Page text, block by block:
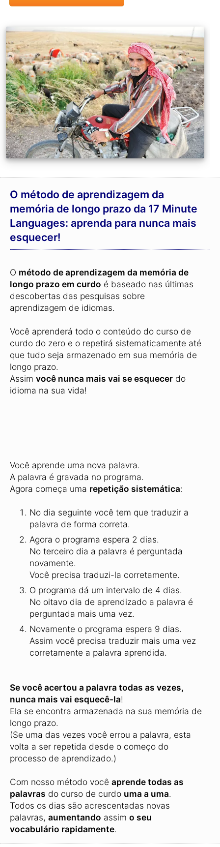
O método de aprendizagem da
memória de longo prazo da 17 Minute
Languages: aprenda para nunca mais
esquecer!
O método de aprendizagem da memória de
longo prazo em curdo é baseado nas últimas
descobertas das pesquisas sobre
aprendizagem de idiomas.
Você aprenderá todo o conteúdo do curso de
curdo do zero e o repetirá sistematicamente até
que tudo seja armazenado em sua memória de
longo prazo.
Assim você nunca mais vai se esquecer do
idioma na sua vida!
Você aprende uma nova palavra.
A palavra é gravada no programa.
Agora começa uma repetição sistemática:
No dia seguinte você tem que traduzir a
palavra de forma correta.
Agora o programa espera 2 dias.
No terceiro dia a palavra é perguntada
novamente.
Você precisa traduzi-la corretamente.
O programa dá um intervalo de 4 dias.
No oitavo dia de aprendizado a palavra é
perguntada mais uma vez.
Novamente o programa espera 9 dias.
Assim você precisa traduzir mais uma vez
corretamente a palavra aprendida.
Se você acertou a palavra todas as vezes,
nunca mais vai esquecê-la!
Ela se encontra armazenada na sua memória de
longo prazo.
(Se uma das vezes você errou a palavra, esta
volta a ser repetida desde o começo do
processo de aprendizado.)
Com nosso método você aprende todas as
palavras do curso de curdo uma a uma.
Todos os dias são acrescentadas novas
palavras, aumentando assim o seu
vocabulário rapidamente.